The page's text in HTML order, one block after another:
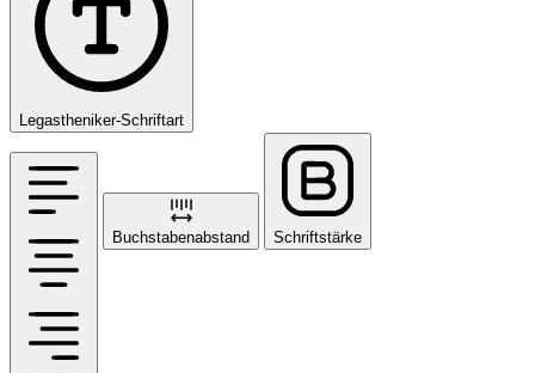
Legastheniker-Schriftart
Buchstabenabstand Schriftstärke